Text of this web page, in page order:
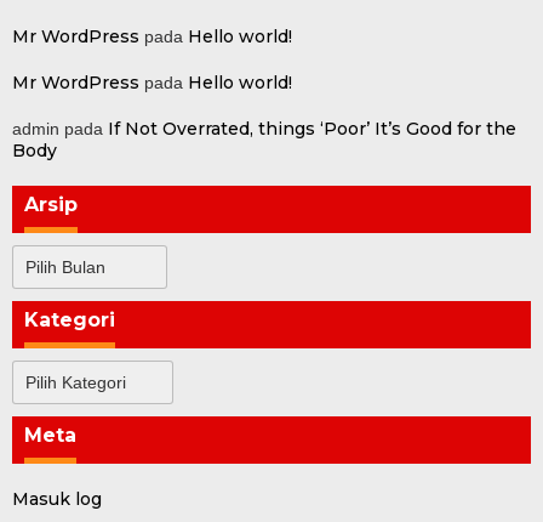
Mr WordPress pada Hello world!
Mr WordPress pada Hello world!
admin pada If Not Overrated, things ‘Poor’ It’s Good for the
Body
Arsip
Kategori
Meta
Masuk log